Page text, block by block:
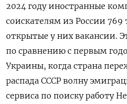
2024 году иностранные
соискателям из России
открытые у них вакансии.
по сравнению с первым
Украины, когда страна
распада СССР волну
сервиса по поиску работу